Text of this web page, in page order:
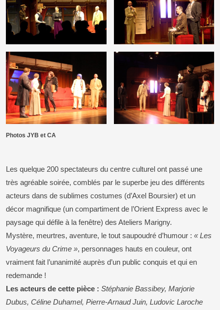
Photos JYB et CA
Les quelque 200 spectateurs du centre culturel ont passé une
très agréable soirée, comblés par le superbe jeu des différents
acteurs dans de sublimes costumes (d’Axel Boursier) et un
décor magnifique (un compartiment de l’Orient Express avec le
paysage qui défile à la fenêtre) des Ateliers Marigny.
Mystère, meurtres, aventure, le tout saupoudré d’humour : « Les
Voyageurs du Crime », personnages hauts en couleur, ont
vraiment fait l’unanimité auprès d’un public conquis et qui en
redemande !
Les acteurs de cette pièce : Stéphanie Bassibey, Marjorie
Dubus, Céline Duhamel, Pierre-Arnaud Juin, Ludovic Laroche